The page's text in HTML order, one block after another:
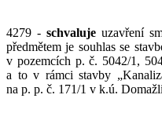
4279 - schvaluje uzavření
předmětem je souhlas se
v pozemcích p. č. 5042/1,
a to v rámci stavby
na p. p. č. 171/1 v k.ú.